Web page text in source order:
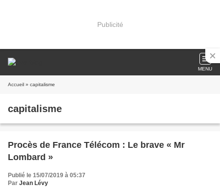
Publicité
MENU
Accueil » capitalisme
capitalisme
Procès de France Télécom : Le brave « Mr
Lombard »
Publié le 15/07/2019 à 05:37
Par Jean Lévy